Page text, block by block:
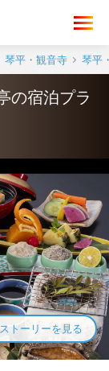
琴平・観音寺 琴平
ストーリーを見る
の宿泊プラ